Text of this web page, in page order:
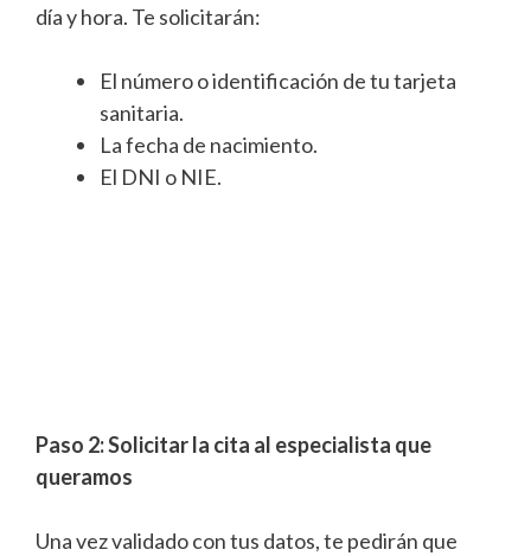
día y hora. Te solicitarán:
El número o identificación de tu tarjeta
sanitaria.
La fecha de nacimiento.
El DNI o NIE.
Paso 2: Solicitar la cita al especialista que
queramos
Una vez validado con tus datos, te pedirán que